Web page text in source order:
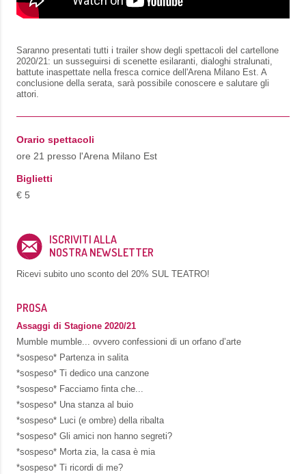
Saranno presentati tutti i trailer show degli spettacoli del cartellone
2020/21: un susseguirsi di scenette esilaranti, dialoghi stralunati,
battute inaspettate nella fresca cornice dell'Arena Milano Est. A
conclusione della serata, sarà possibile conoscere e salutare gli
attori.
Orario spettacoli
ore 21 presso l'Arena Milano Est
Biglietti
€ 5
ISCRIVITI ALLA
NOSTRA NEWSLETTER
Ricevi subito uno sconto del 20% SUL TEATRO!
PROSA
Assaggi di Stagione 2020/21
Mumble mumble... ovvero confessioni di un orfano d’arte
*sospeso* Partenza in salita
*sospeso* Ti dedico una canzone
*sospeso* Facciamo finta che...
*sospeso* Una stanza al buio
*sospeso* Luci (e ombre) della ribalta
*sospeso* Gli amici non hanno segreti?
*sospeso* Morta zia, la casa è mia
*sospeso* Ti ricordi di me?